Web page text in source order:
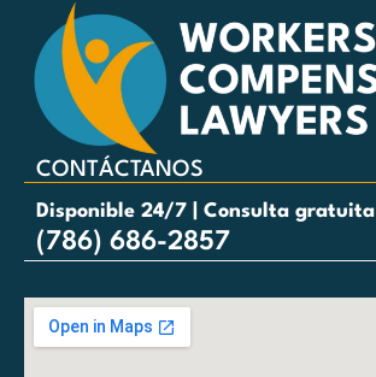
CONTÁCTANOS
Disponible 24/7 | Consulta gratuita
(786) 686-2857